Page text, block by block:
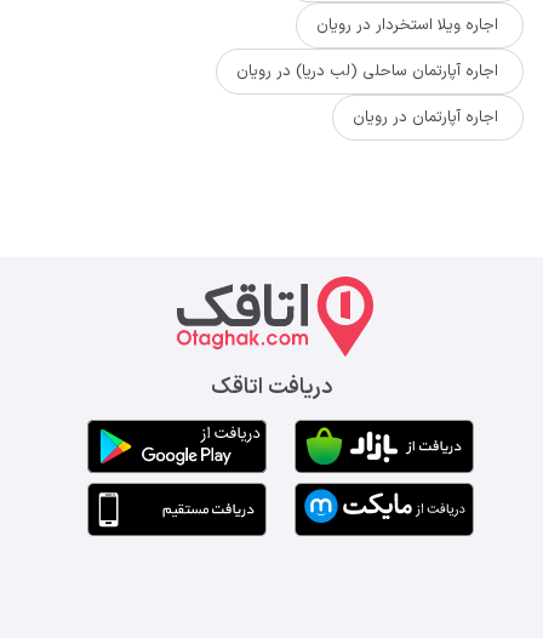
اجاره ویلا استخردار در رویان
اجاره آپارتمان ساحلی (لب دریا) در رویان
اجاره آپارتمان در رویان
دریافت اتاقک